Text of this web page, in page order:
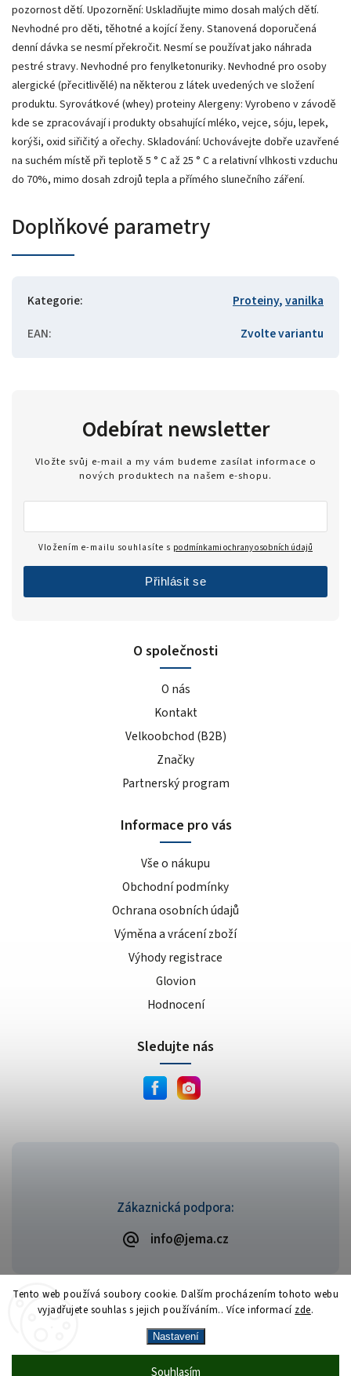
Tento web používá soubory cookie. Dalším procházením tohoto webu
vyjadřujete souhlas s jejich používáním.. Více informací zde.
Nastavení
Souhlasím
Vrácení zboží zdarma— celý srpen bez
pozornost dětí. Upozornění: Uskladňujte mimo dosah malých dětí.
Nevhodné pro děti, těhotné a kojící ženy. Stanovená doporučená
denní dávka se nesmí překročit. Nesmí se používat jako náhrada
pestré stravy. Nevhodné pro fenylketonuriky. Nevhodné pro osoby
alergické (přecitlivělé) na některou z látek uvedených ve složení
produktu. Syrovátkové (whey) proteiny Alergeny: Vyrobeno v závodě
kde se zpracovávají i produkty obsahující mléko, vejce, sóju, lepek,
korýši, oxid siřičitý a ořechy. Skladování: Uchovávejte dobře uzavřené
na suchém místě při teplotě 5 ° C až 25 ° C a relativní vlhkosti vzduchu
do 70%, mimo dosah zdrojů tepla a přímého slunečního záření.
Doplňkové parametry
Kategorie: Proteiny,vanilka
EAN: Zvolte variantu
Zákaznická podpora:
info@jema.cz
O společnosti
O nás
Kontakt
Velkoobchod (B2B)
Značky
Partnerský program
Informace pro vás
Vše o nákupu
Obchodní podmínky
Ochrana osobních údajů
Výměna a vrácení zboží
Výhody registrace
Glovion
Hodnocení
Odebírat newsletter
Vložte svůj e-mail a my vám budeme zasílat informace o
nových produktech na našem e-shopu.
Vložením e-mailu souhlasíte s podmínkami ochrany osobních údajů
Přihlásit se
Sledujte nás
Copyright 2026JEMA.cz. Všechna práva vyhrazena.
VytvořilShoptet| Design